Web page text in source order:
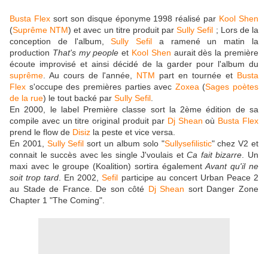
Busta Flexsort son disque éponyme 1998 réalisé par Kool Shen
(Suprême NTM) et avec un titre produit parSully Sefil ; Lors de la
conception de l'album,Sully Sefil a ramené un matin la
production That's my people et Kool Shen aurait dès la première
écoute improvisé et ainsi décidé de la garder pour l'album du
suprême . Au cours de l'année, NTM part en tournée et Busta
Flex s'occupe des premières parties avec Zoxea (Sages poètes
de la rue) le tout backé par Sully Sefil
En 2000, le label Première classe sort la 2ème édition de sa
compile avec un titre original produit par Dj Shean où Busta Flex
prend le flow de Disiz la peste et vice versa.
En 2001, Sully Sefil sort un album solo "Sullysefilistic" chez V2 et
connait le succès avec les single J'voulais etCa fait bizarre . Un
maxi avec le groupe (Koalition) sortira égalementAvant qu'il ne
soit trop tard . En 2002,Sefil participe au concert Urban Peace 2
au Stade de France. De son côté Dj Shean sort Danger Zone
Chapter 1 "The Coming".